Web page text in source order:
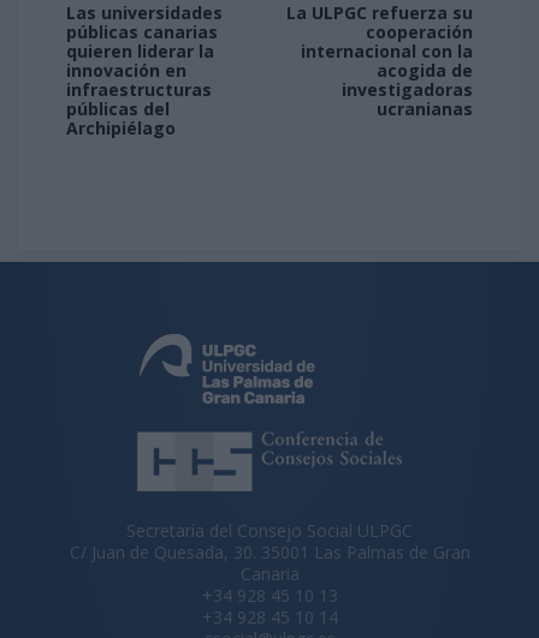
Las universidades
públicas canarias
quieren liderar la
innovación en
infraestructuras
públicas del
Archipiélago
La ULPGC refuerza su
cooperación
internacional con la
acogida de
investigadoras
ucranianas
Secretaría del Consejo Social ULPGC
C/ Juan de Quesada, 30. 35001 Las Palmas de Gran
Canaria
+34 928 45 10 13
+34 928 45 10 14